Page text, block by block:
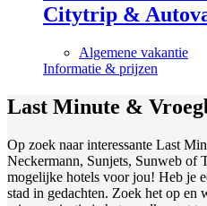
Citytrip &
Algemene vakantie
Informatie & prijzen
Last Minute &
Op zoek naar interessante Last
Neckermann, Sunjets, Sunweb of
mogelijke hotels voor jou! Heb je
stad in gedachten. Zoek het op